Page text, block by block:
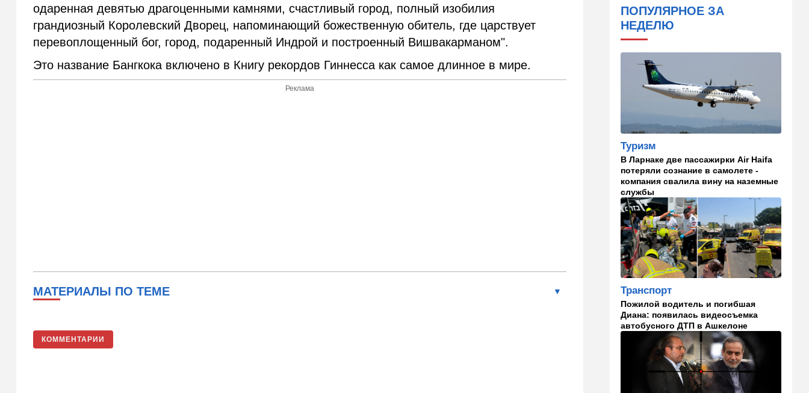
одаренная девятью драгоценными камнями, счастливый город, полный изобилия
грандиозный Королевский Дворец, напоминающий божественную обитель, где царствует
перевоплощенный бог, город, подаренный Индрой и построенный Вишвакарманом".
Это название Бангкока включено в Книгу рекордов Гиннесса как самое длинное в мире.
Реклама
МАТЕРИАЛЫ ПО ТЕМЕ
КОММЕНТАРИИ
подрался с "суперменом"-
антисемитом из-за Гитлера,
оба в полиции. ВИДЕО
23:03 Ближний Восток
Попутал берега Ормузского
пролива: Иран ужесточает
требования
Совет мира начинает
Газе
21:21 Ближний Восток
Караван идет: Иран и Оман
почти договорились
20:40 В мире
"Мы вам не рады": в Греции
агрессивно встретили
круизный лайнер с
израильскими туристами
19:59 В мире
Несмотря ни на какие угрозы
Мамдани: Нетаниягу снова
собирается в Нью-Йорк
Здоровье
Исследование ООН:
детского голода в Газе нет и
ПОПУЛЯРНОЕ ЗА
НЕДЕЛЮ
Туризм
В Ларнаке две пассажирки Air Haifa
потеряли сознание в самолете -
компания свалила вину на наземные
службы
Транспорт
Пожилой водитель и погибшая
Диана: появилась видеосъемка
автобусного ДТП в Ашкелоне